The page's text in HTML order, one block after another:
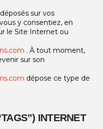
sur vos
y consentiez, en
le Site Internet ou
. À tout moment,
sur son
dépose ce type de
INTERNET